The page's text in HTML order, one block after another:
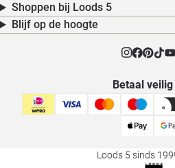
Shoppen bij Loods 5
Blijf op de hoogte
Betaal
Loods 5 sinds